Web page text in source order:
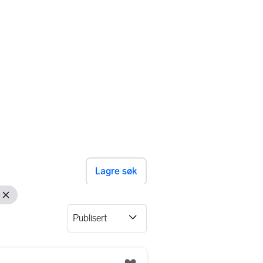
Lagre søk
Fjern filteret